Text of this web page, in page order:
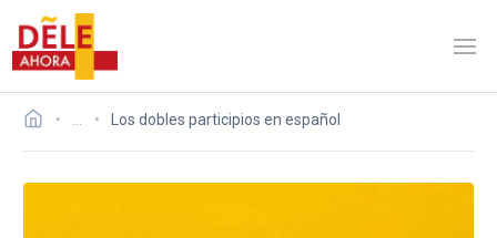
Los dobles participios en español